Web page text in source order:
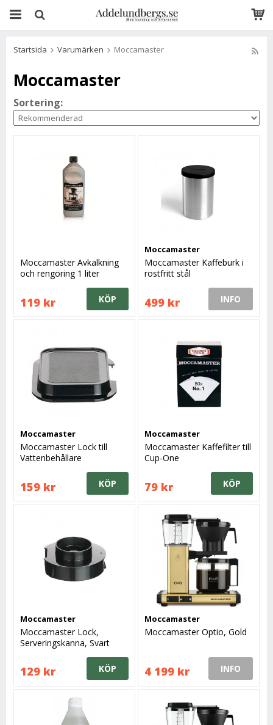
Startsida Varumärken Moccamaster
Moccamaster
Sortering:
Moccamaster Avkalkning
och rengöring 1 liter
119 kr KÖP
Moccamaster
Moccamaster Kaffeburk i
rostfritt stål
499 kr INFO
Moccamaster
Moccamaster Lock till
Vattenbehållare
159 kr KÖP
Moccamaster
Moccamaster Kaffefilter till
Cup-One
79 kr KÖP
Moccamaster
Moccamaster Lock,
Serveringskanna, Svart
129 kr KÖP
Moccamaster
Moccamaster Optio, Gold
4 199 kr INFO